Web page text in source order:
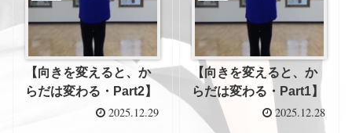
【向きを変えると、か
らだは変わる・Part2】
2025.12.29
【向きを変えると、か
らだは変わる・Part1】
2025.12.28